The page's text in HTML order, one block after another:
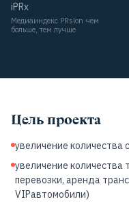
iPRx
Медиаиндекс PRslon чем
больше, тем лучше
Цель проекта
увеличение количества
увеличение количества
перевозки, аренда
VIPавтомобили)